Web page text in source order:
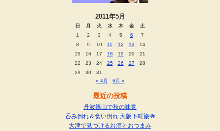
2011年5月
日 月 火 水 木 金
土
1
2 3 4 5 6
7
8
9 10 11 12 13
14
15
16 17 18 19 20
21
22
23 24 25 26 27
28
29
30
31
« 4月
6月 »
最近の投稿
丹波篠山で秋の味覚
呑み倒れ＆食い倒れ 大阪下町旅🍻
大津で見つけるお酒とおつまみ